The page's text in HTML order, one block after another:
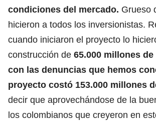
condiciones del mercado. Grueso
hicieron a todos los inversionistas.
cuando iniciaron el proyecto lo
construcción de 65.000 millones
con las denuncias que hemos
proyecto costó 153.000 millones
decir que aprovechándose de la
los colombianos que creyeron en